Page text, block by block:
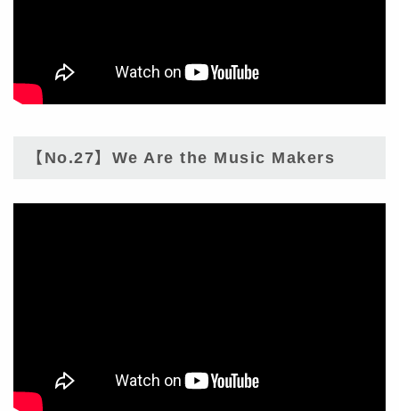
【No.27】We Are the Music Makers